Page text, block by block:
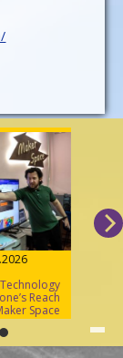
Reach
Space